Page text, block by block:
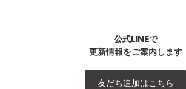
公式LINEで
更新情報をご案内します
友だち追加はこちら